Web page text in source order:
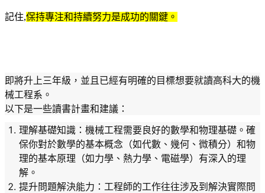
記住,保持專注和持續努力是成功的關鍵。
即將升上三年級，並且已經有明確的目標想要就讀高科大的機
械工程系。
以下是一些讀書計畫和建議：
理解基礎知識 ：機械工程需要良好的數學和物理基礎。確
保你對於數學的基本概念（如代數、幾何、微積分）和物
理的基本原理（如力學、熱力學、電磁學）有深入的理
解。
提升問題解決能力 ：工程師的工作往往涉及到解決實際問